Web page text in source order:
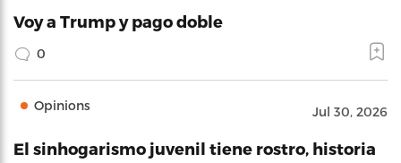
Voy a Trump y pago doble
0
Opinions Jul 30, 2026
El sinhogarismo juvenil tiene rostro, historia